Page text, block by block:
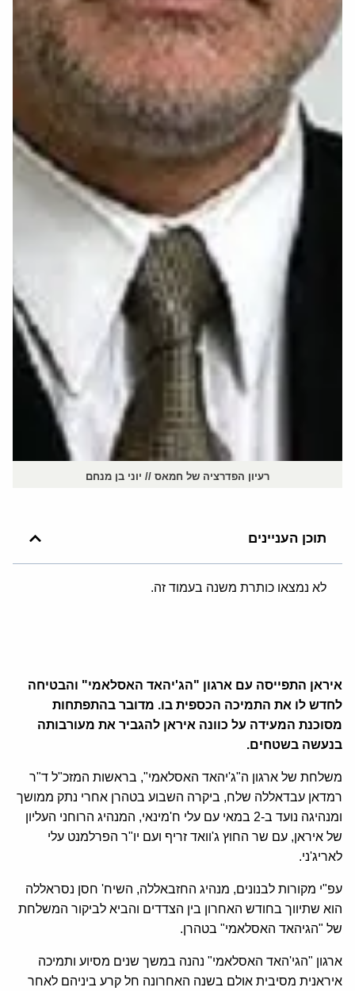
רעיון הפדרציה של חמאס // יוני בן מנחם
תוכן העניינים
לא נמצאו כותרת משנה בעמוד זה.
איראן התפייסה עם ארגון "הג'יהאד האסלאמי" והבטיחה
לחדש לו את התמיכה הכספית בו. מדובר בהתפתחות
מסוכנת המעידה על כוונה איראן להגביר את מעורבותה
בנעשה בשטחים.
משלחת של ארגון ה"ג'יהאד האסלאמי", בראשות המזכ"ל ד"ר
רמדאן עבדאללה שלח, ביקרה השבוע בטהרן אחרי נתק ממושך
ומנהיגה נועד ב-2 במאי עם עלי ח'מינאי, המנהיג הרוחני העליון
של איראן, עם שר החוץ ג'וואד זריף ועם יו"ר הפרלמנט עלי
לאריג'ני.
עפ"י מקורות לבנונים, מנהיג החזבאללה, השיח' חסן נסראללה
הוא שתיווך בחודש האחרון בין הצדדים והביא לביקור המשלחת
של "הגיהאד האסלאמי" בטהרן.
ארגון "הגי'האד האסלאמי" נהנה במשך שנים מסיוע ותמיכה
איראנית מסיבית אולם בשנה האחרונה חל קרע ביניהם לאחר